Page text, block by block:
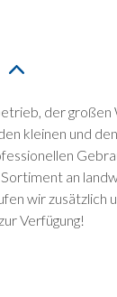
der
kleinen und
an
wir zusätzlich
Verfügung!